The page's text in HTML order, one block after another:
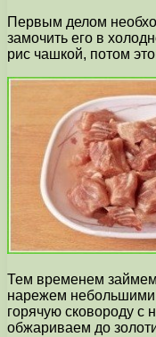
Первым делом
замочить его в
рис чашкой, потом
Тем временем
нарежем небольшими
горячую сковороду с
обжариваем до